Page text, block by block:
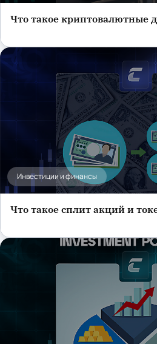
Что такое криптовалютные
Инвестиции и финансы
Что такое сплит акций и